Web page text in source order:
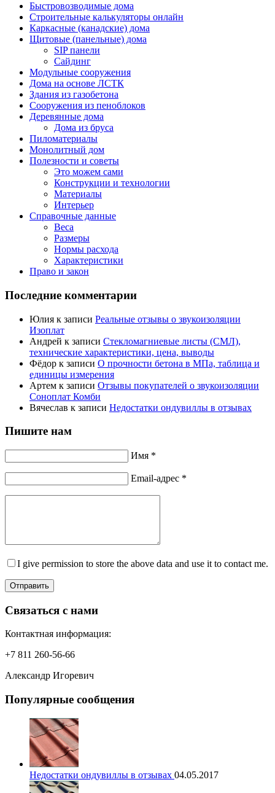
Быстровозводимые дома
Строительные калькуляторы онлайн
Каркасные (канадские) дома
Щитовые (панельные) дома
SIP панели
Сайдинг
Модульные сооружения
Дома на основе ЛСТК
Здания из газобетона
Сооружения из пеноблоков
Деревянные дома
Дома из бруса
Пиломатериалы
Монолитный дом
Полезности и советы
Это можем сами
Конструкции и технологии
Материалы
Интерьер
Справочные данные
Веса
Размеры
Нормы расхода
Характеристики
Право и закон
Последние комментарии
Юлия к записи Реальные отзывы о звукоизоляции
Изоплат
Андрей к записи Стекломагниевые листы (СМЛ),
технические характеристики, цена, выводы
Фёдор к записи О прочности бетона в МПа, таблица и
единицы измерения
Артем к записи Отзывы покупателей о звукоизоляции
Соноплат Комби
Вячеслав к записи Недостатки ондувиллы в отзывах
Пишите нам
Имя *
Email-адрес *
I give permission to store the above data and use it to contact me.
Отправить
Связаться с нами
Контактная информация:
+7 811 260-56-66
Александр Игоревич
Популярные сообщения
Недостатки ондувиллы в отзывах 04.05.2017